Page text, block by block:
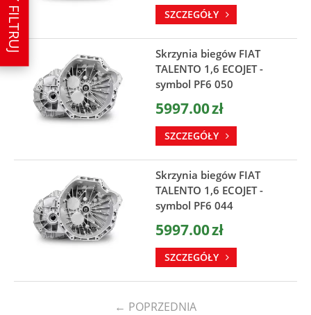
FILTRUJ SZCZEGÓŁY
Skrzynia biegów FIAT
TALENTO 1,6 ECOJET -
symbol PF6 050
5997.00zł
SZCZEGÓŁY
Skrzynia biegów FIAT
TALENTO 1,6 ECOJET -
symbol PF6 044
5997.00zł
SZCZEGÓŁY
← POPRZEDNIA